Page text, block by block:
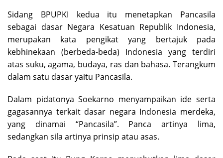
Sidang BPUPKI kedua itu menetapkan Pancasila
sebagai dasar Negara Kesatuan Republik Indonesia,
merupakan kata pengikat yang bertajuk pada
kebhinekaan (berbeda-beda) Indonesia yang terdiri
atas suku, agama, budaya, ras dan bahasa. Terangkum
dalam satu dasar yaitu Pancasila.
Dalam pidatonya Soekarno menyampaikan ide serta
gagasannya terkait dasar negara Indonesia merdeka,
yang dinamai “Pancasila”. Panca artinya lima,
sedangkan sila artinya prinsip atau asas.